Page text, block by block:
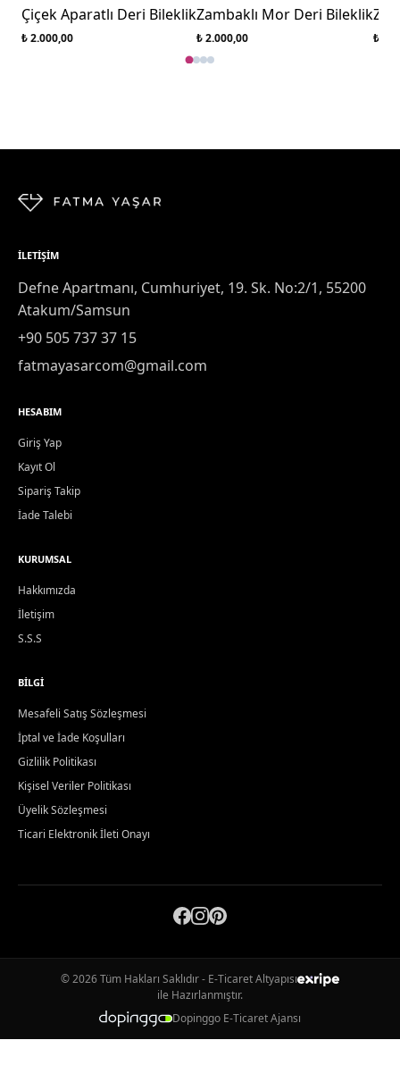
Çiçek Aparatlı Deri Bileklik
₺ 2.000,00
Zambaklı Mor Deri Bileklik
₺ 2.000,00 ₺
İLETIŞIM
Defne Apartmanı, Cumhuriyet, 19. Sk. No:2/1, 55200
Atakum/Samsun
+90 505 737 37 15
fatmayasarcom@gmail.com
HESABIM
Giriş Yap
Kayıt Ol
Sipariş Takip
İade Talebi
KURUMSAL
Hakkımızda
İletişim
S.S.S
BILGI
Mesafeli Satış Sözleşmesi
İptal ve İade Koşulları
Gizlilik Politikası
Kişisel Veriler Politikası
Üyelik Sözleşmesi
Ticari Elektronik İleti Onayı
© 2026 Tüm Hakları Saklıdır - E-Ticaret Altyapısı
ile Hazırlanmıştır.
Dopinggo E-Ticaret Ajansı